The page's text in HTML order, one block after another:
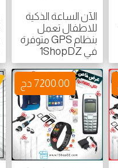
الآن الساعة الذكية
للاطفال تعمل
بنظام GPS متوفرة
في 1ShopDZ
7200.00 دج